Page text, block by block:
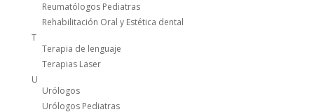
Reumatólogos Pediatras
Rehabilitación Oral y Estética dental
T
Terapia de lenguaje
Terapias Laser
U
Urólogos
Urólogos Pediatras